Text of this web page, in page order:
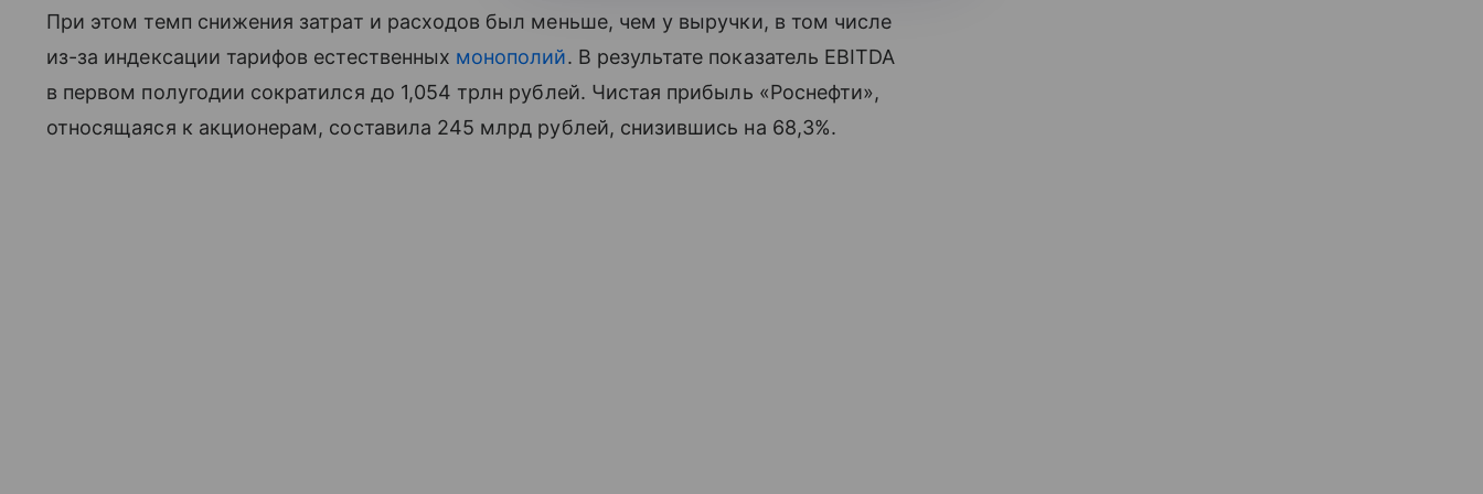
При этом темп снижения затрат и расходов был меньше, чем у выручки, в том числе
из-за индексации тарифов естественных монополий. В результате показатель EBITDA
в первом полугодии сократился до 1,054 трлн рублей. Чистая прибыль «Роснефти»,
относящаяся к акционерам, составила 245 млрд рублей, снизившись на 68,3%.